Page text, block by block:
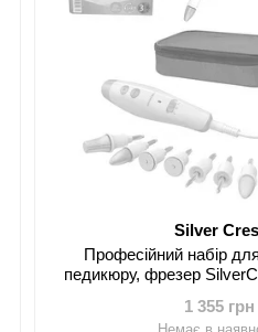
Silver
Професійний набір
педикюру, фрезер
1 355 грн